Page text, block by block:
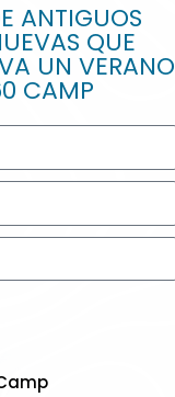
ANTIGUOS
QUE
UN VERANO
CAMP